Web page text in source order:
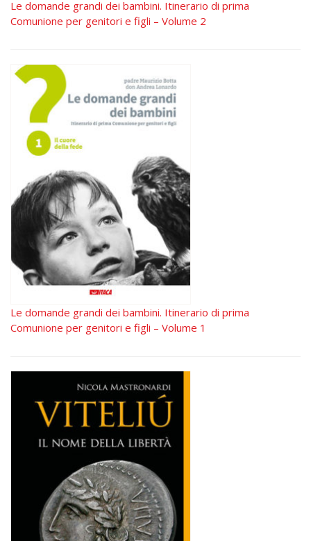
Le domande grandi dei bambini. Itinerario di prima
Comunione per genitori e figli – Volume 2
Le domande grandi dei bambini. Itinerario di prima
Comunione per genitori e figli – Volume 1